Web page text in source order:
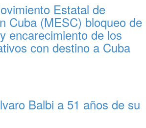
Estatal de
Cuba (MESC) bloqueo de
encarecimiento de los
con destino a Cuba
Balbi a 51 años de su